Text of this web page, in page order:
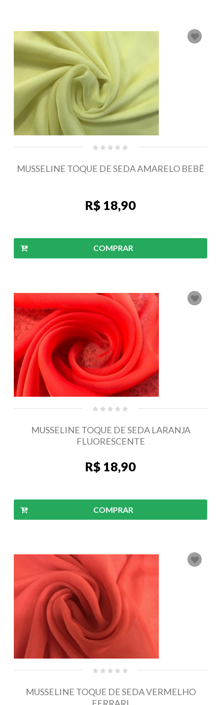
MUSSELINE TOQUE DE SEDA AMARELO BEBÊ
R$ 18,90
COMPRAR
MUSSELINE TOQUE DE SEDA LARANJA
FLUORESCENTE
R$ 18,90
COMPRAR
MUSSELINE TOQUE DE SEDA VERMELHO
FERRARI